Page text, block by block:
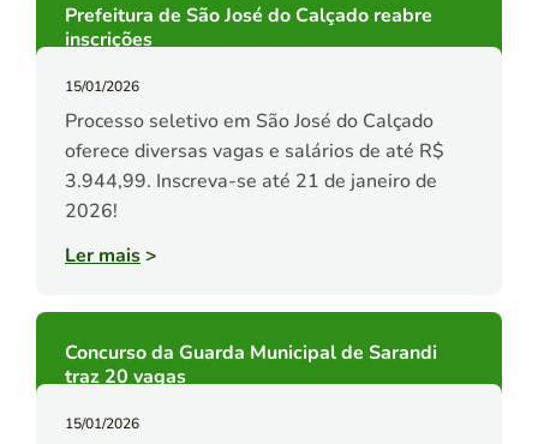
Prefeitura de São José do Calçado reabre
inscrições
15/01/2026
Processo seletivo em São José do Calçado
oferece diversas vagas e salários de até R$
3.944,99. Inscreva-se até 21 de janeiro de
2026!
Ler mais>
Concurso da Guarda Municipal de Sarandi
traz 20 vagas
15/01/2026